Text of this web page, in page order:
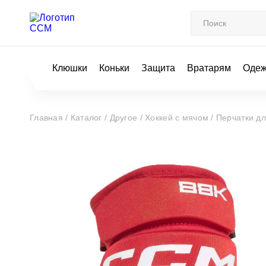
Клюшки Коньки Защита Вратарям
Главная / Каталог / Другое / Хоккей с мячом / Перчатки